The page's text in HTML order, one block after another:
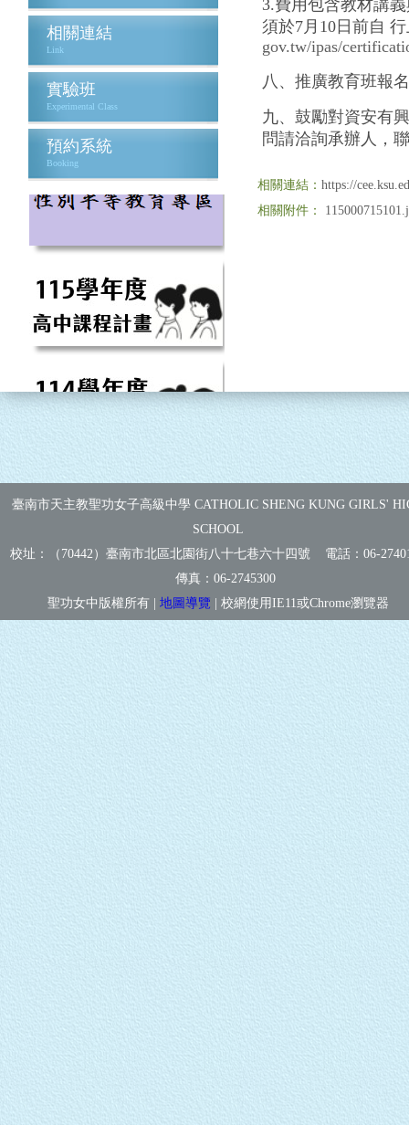
相關連結
Link
實驗班
Experimental Class
預約系統
Booking
3.費用包含教材講
須於7月10日前自
gov.tw/ipas/
八、推廣教育班報
九、鼓勵對資安有
問請洽詢承辦人，
相關連結： https://
相關附件：
臺南市天主教聖功女子高級中學 CATHOLIC SHENG KUNG GIRLS'
SCHOOL
校址：（70442）臺南市北區北園街八十七巷六十四號 電話：06-
傳真： 06-2745300
聖功女中版權所有 | 地圖導覽 | 校網使用IE11或Chrome瀏覽器